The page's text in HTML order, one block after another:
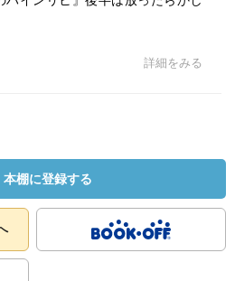
詳細をみる
本棚に登録する